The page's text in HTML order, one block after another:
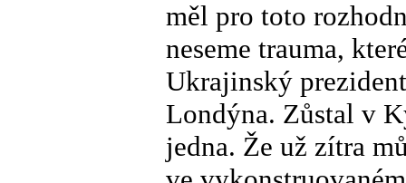
měl pro toto
neseme trauma,
Ukrajinský
Londýna. Zůstal v
jedna. Že už zítra